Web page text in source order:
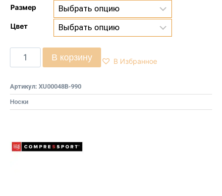
Размер
Цвет
В корзину В Избранное
Артикул: XU00048B-990
Носки